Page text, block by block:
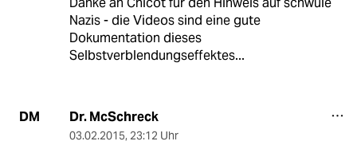
Nazis - die Videos sind eine gute
Dokumentation dieses
Selbstverblendungseffektes...
DM Dr. McSchreck
03.02.2015, 23:12 Uhr